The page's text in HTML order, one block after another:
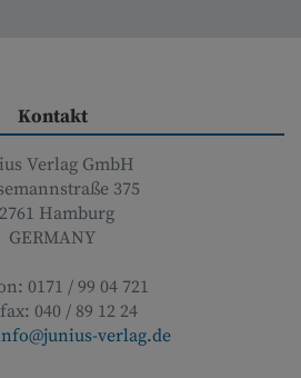
Kontakt
Verlag GmbH
375
Hamburg
GERMANY
0171 / 99 04 721
040 / 89 12 24
verlag.de